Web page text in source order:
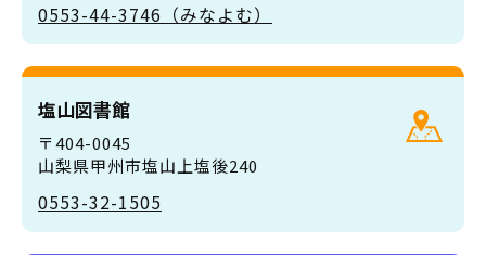
0553-44-3746（みなよむ）
塩山図書館
〒404-0045
山梨県甲州市塩山上塩後240
0553-32-1505